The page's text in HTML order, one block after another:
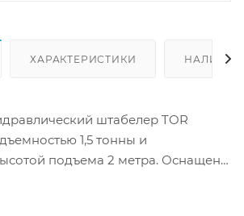
ХАРАКТЕРИСТИКИ
штабелер TOR
1,5 тонны и
подъема 2 метра. Оснащен